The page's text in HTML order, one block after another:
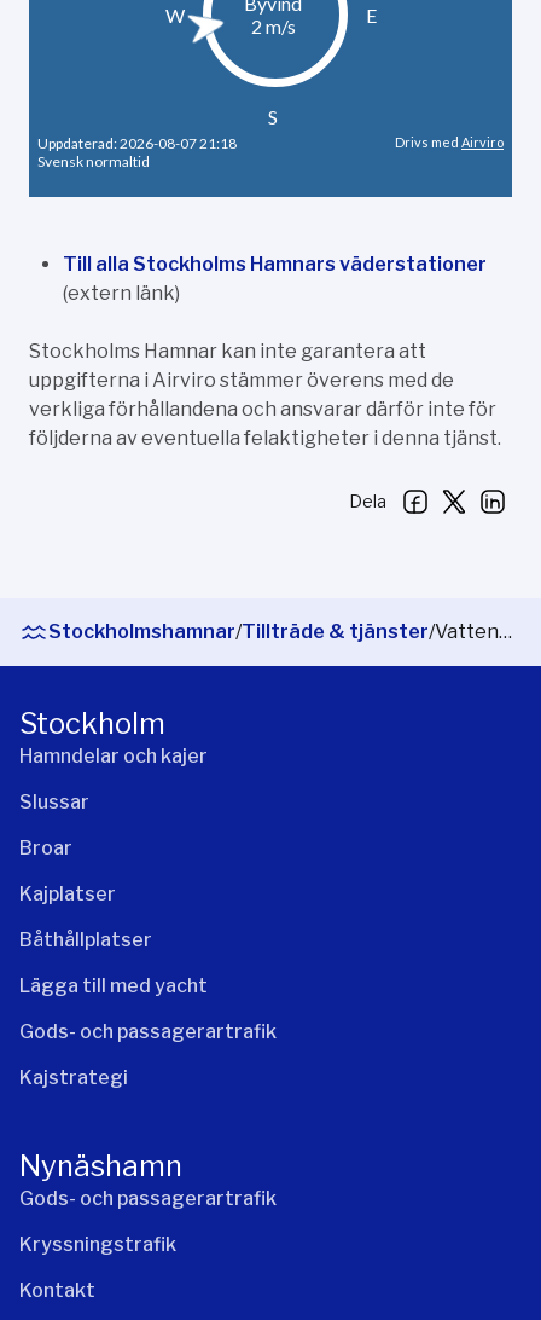
Till alla Stockholms Hamnars väderstationer
(extern länk)
Stockholms Hamnar kan inte garantera att
uppgifterna i Airviro stämmer överens med de
verkliga förhållandena och ansvarar därför inte för
följderna av eventuella felaktigheter i denna tjänst.
Dela
Stockholmshamnar/Tillträde & tjänster/ Vattenflöde, vattennivå och vindar
Stockholm
Hamndelar och kajer
Slussar
Broar
Kajplatser
Båthållplatser
Lägga till med yacht
Gods- och passagerartrafik
Kajstrategi
Nynäshamn
Gods- och passagerartrafik
Kryssningstrafik
Kontakt